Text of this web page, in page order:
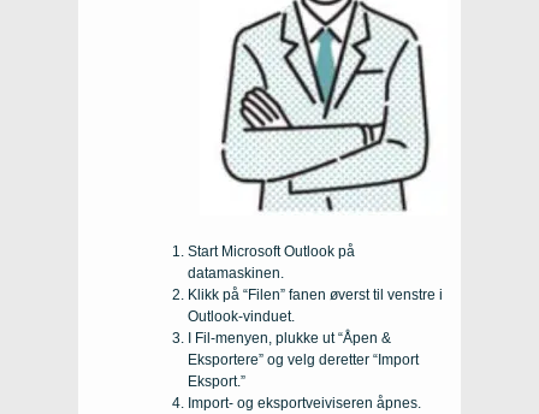
Start Microsoft Outlook på
datamaskinen.
Klikk på “Filen” fanen øverst til venstre i
Outlook-vinduet.
I Fil-menyen, plukke ut “Åpen &
Eksportere” og velg deretter “Import
Eksport.”
Import- og eksportveiviseren åpnes.